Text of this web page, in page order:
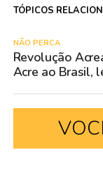
TÓPICOS
NÃO PERCA
Revolução
Acre ao Brasil,